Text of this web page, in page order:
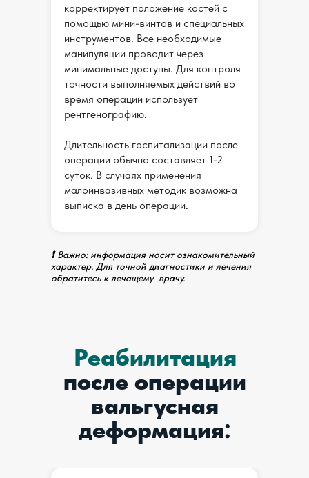
корректирует положение костей с
помощью мини-винтов и специальных
инструментов. Все необходимые
манипуляции проводит через
минимальные доступы. Для контроля
точности выполняемых действий во
время операции использует
рентгенографию.
Длительность госпитализации после
операции обычно составляет 1-2
суток. В случаях применения
малоинвазивных методик возможна
выписка в день операции.
❗ Важно: информация носит ознакомительный
характер. Для точной диагностики и лечения
обратитесь к лечащему врачу.
Реабилитация
после операции
вальгусная
деформация: